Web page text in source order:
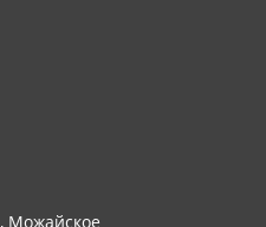
, Можайское